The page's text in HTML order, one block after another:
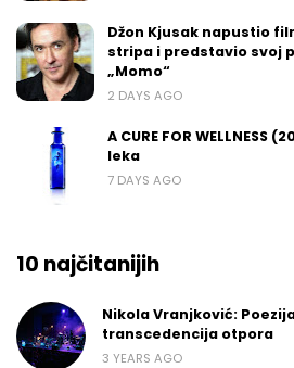
Džon Kjusak napustio
stripa i predstavio svoj
„Momo“
2 DAYS AGO
A CURE FOR WELLNESS
leka
7 DAYS AGO
10 najčitanijih
Nikola Vranjković:
transcedencija otpora
3 YEARS AGO